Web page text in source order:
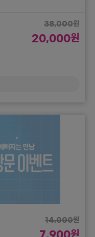
38,000원
20,000원
14,000원
원